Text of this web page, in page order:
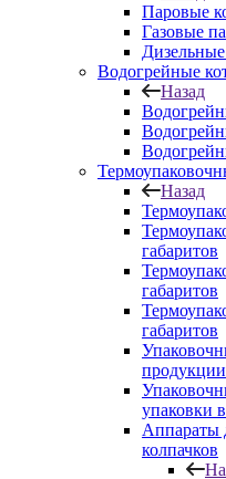
Паровые
Газовые
Водогрейные
Назад
Назад
габаритов
габаритов
габаритов
продукции
Аппараты
колпачков